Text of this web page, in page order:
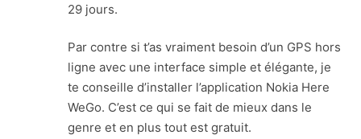
29 jours.
Par contre si t’as vraiment besoin d’un GPS hors
ligne avec une interface simple et élégante, je
te conseille d’installer l’application Nokia Here
WeGo. C’est ce qui se fait de mieux dans le
genre et en plus tout est gratuit.